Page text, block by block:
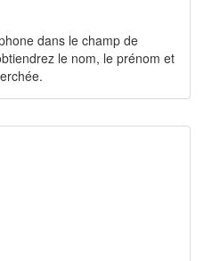
dans le champ de
le nom, le prénom et